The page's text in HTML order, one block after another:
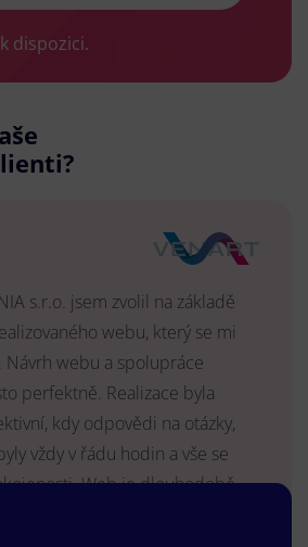
dispozici.
s.r.o. jsem zvolil na základě
webu, který se mi
webu a spolupráce
perfektně. Realizace byla
kdy odpovědi na otázky,
vždy v řádu hodin a vše se
Web je dlouhodobě
průběžně upravován a podílí se